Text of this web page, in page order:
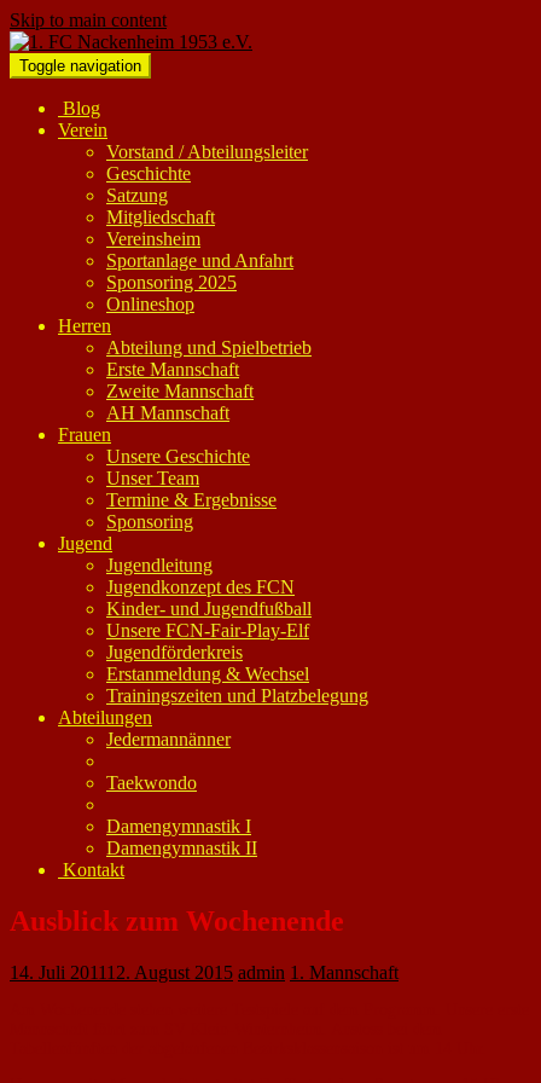
Skip to main content
Toggle navigation
Blog
Verein
Vorstand / Abteilungsleiter
Geschichte
Satzung
Mitgliedschaft
Vereinsheim
Sportanlage und Anfahrt
Sponsoring 2025
Onlineshop
Herren
Abteilung und Spielbetrieb
Erste Mannschaft
Zweite Mannschaft
AH Mannschaft
Frauen
Unsere Geschichte
Unser Team
Termine & Ergebnisse
Sponsoring
Jugend
Jugendleitung
Jugendkonzept des FCN
Kinder- und Jugendfußball
Unsere FCN-Fair-Play-Elf
Jugendförderkreis
Erstanmeldung & Wechsel
Trainingszeiten und Platzbelegung
Abteilungen
Jedermannänner
Taekwondo
Damengymnastik I
Damengymnastik II
Kontakt
Ausblick zum Wochenende
14. Juli 201112. August 2015 admin 1. Mannschaft